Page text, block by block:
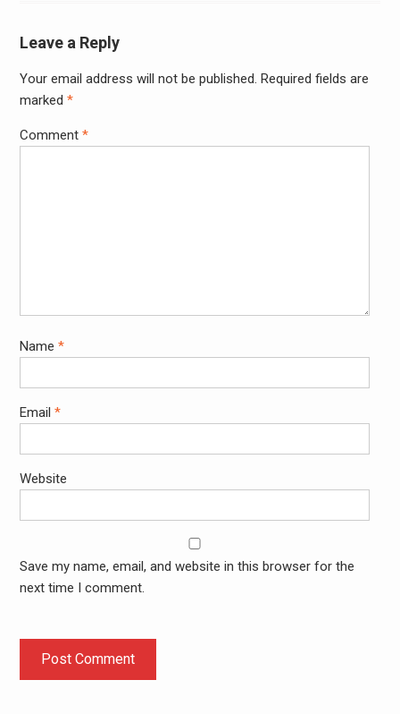
Leave a Reply
Your email address will not be published. Required fields are
marked *
Comment *
Name *
Email *
Website
Save my name, email, and website in this browser for the
next time I comment.